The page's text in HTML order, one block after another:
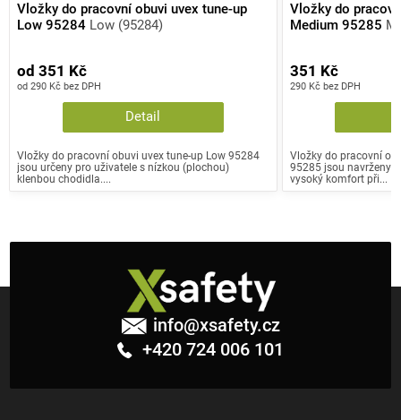
Vložky do pracovní obuvi uvex tune-up
Low 95284 Low (95284)
od 290 Kč bez DPH
od 351 Kč
Detail
Vložky do pracovní obuvi uvex tune-up Low 95284
jsou určeny pro uživatele s nízkou (plochou)
klenbou chodidla....
Vložky do
Medium 95285
290 Kč bez DPH
351 Kč
Vložky do pracovní
95285 jsou navrženy
vysoký komfort při...
info@xsafety.cz
+420 724 006 101